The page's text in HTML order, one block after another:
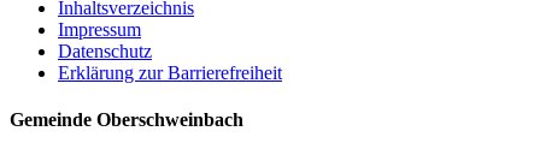
Inhaltsverzeichnis
Impressum
Datenschutz
Erklärung zur Barrierefreiheit
Gemeinde Oberschweinbach